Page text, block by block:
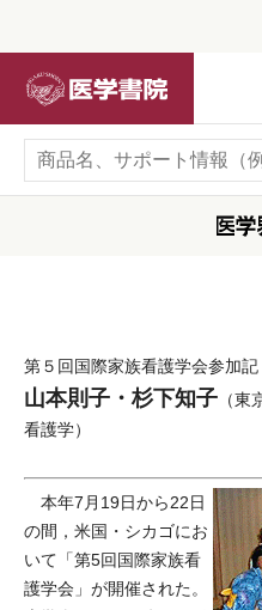
第５回国際家族看護学会参加記
山本則子・杉下知子 （
看護学）
本年7月19日から22日
の間，米国・シカゴにお
いて「第5回国際家族看
護学会」が開催された。